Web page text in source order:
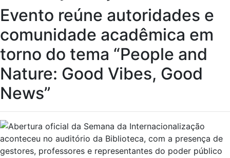
Evento reúne autoridades e
comunidade acadêmica em
torno do tema “People and
Nature: Good Vibes, Good
News”